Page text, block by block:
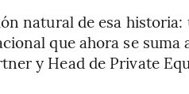
natural de esa
que ahora se
y Head de Private